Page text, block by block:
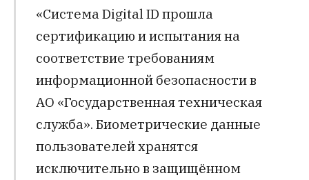
«Система Digital ID прошла
сертификацию и испытания на
соответствие требованиям
информационной безопасности в
АО «Государственная техническая
служба». Биометрические данные
пользователей хранятся
исключительно в защищённом